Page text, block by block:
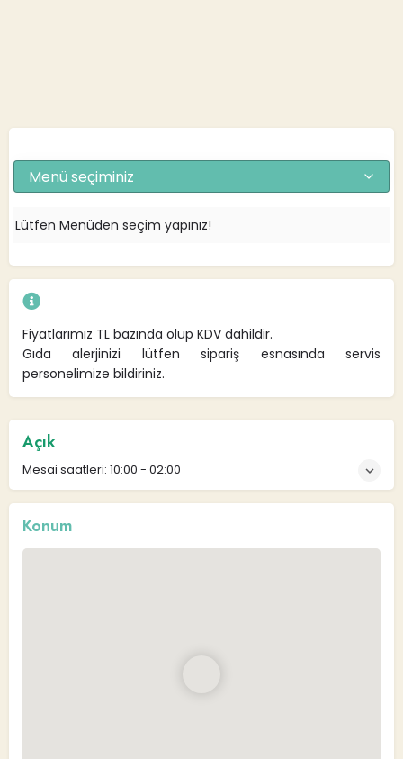
Menü seçiminiz
Lütfen Menüden seçim yapınız!
Fiyatlarımız TL bazında olup KDV dahildir.
Gıda alerjinizi lütfen sipariş esnasında servis
personelimize bildiriniz.
Açık
Mesai saatleri: 10:00 - 02:00
Konum